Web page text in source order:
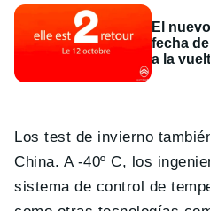
El
fecha
a la
Los test de invierno
China. A -40º C, los
sistema de control de